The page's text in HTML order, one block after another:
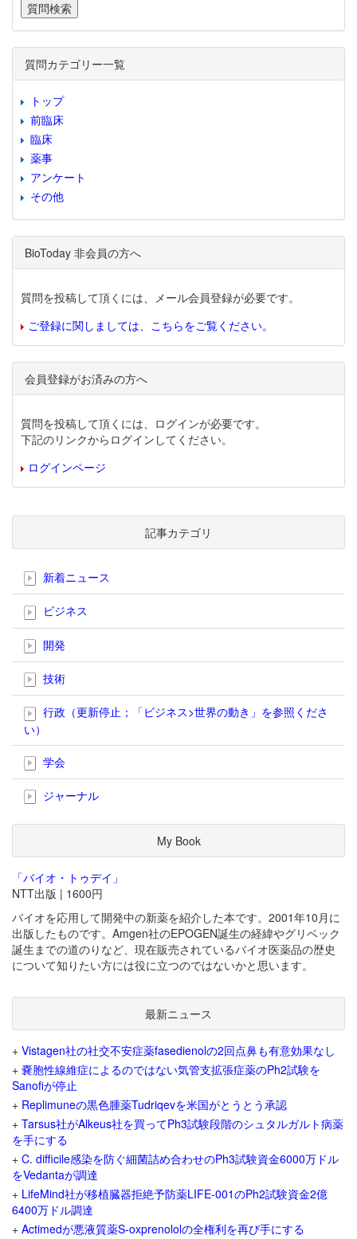
質問カテゴリー一覧
トップ
前臨床
臨床
薬事
アンケート
その他
BioToday 非会員の方へ
質問を投稿して頂くには、メール会員登録が必要です。
ご登録に関しましては、こちらをご覧ください。
会員登録がお済みの方へ
質問を投稿して頂くには、ログインが必要です。
下記のリンクからログインしてください。
ログインページ
記事カテゴリ
新着ニュース
ビジネス
開発
技術
行政（更新停止；「ビジネス>世界の動き」を参照くださ
い）
学会
ジャーナル
My Book
「バイオ・トゥデイ」
NTT出版 | 1600円
バイオを応用して開発中の新薬を紹介した本です。2001年10月に
出版したものです。Amgen社のEPOGEN誕生の経緯やグリベック
誕生までの道のりなど、現在販売されているバイオ医薬品の歴史
について知りたい方には役に立つのではないかと思います。
最新ニュース
+ Vistagen社の社交不安症薬fasedienolの2回点鼻も有意効果なし
+ 嚢胞性線維症によるのではない気管支拡張症薬のPh2試験を
Sanofiが停止
+ Replimuneの黒色腫薬Tudriqevを米国がとうとう承認
+ Tarsus社がAlkeus社を買ってPh3試験段階のシュタルガルト病薬
を手にする
+ C. difficile感染を防ぐ細菌詰め合わせのPh3試験資金6000万ドル
をVedantaが調達
+ LifeMind社が移植臓器拒絶予防薬LIFE-001のPh2試験資金2億
6400万ドル調達
+ Actimedが悪液質薬S-oxprenololの全権利を再び手にする